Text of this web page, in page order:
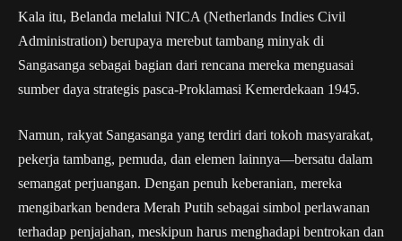
Kala itu, Belanda melalui NICA (Netherlands Indies Civil
Administration) berupaya merebut tambang minyak di
Sangasanga sebagai bagian dari rencana mereka menguasai
sumber daya strategis pasca-Proklamasi Kemerdekaan 1945.
Namun, rakyat Sangasanga yang terdiri dari tokoh masyarakat,
pekerja tambang, pemuda, dan elemen lainnya—bersatu dalam
semangat perjuangan. Dengan penuh keberanian, mereka
mengibarkan bendera Merah Putih sebagai simbol perlawanan
terhadap penjajahan, meskipun harus menghadapi bentrokan dan